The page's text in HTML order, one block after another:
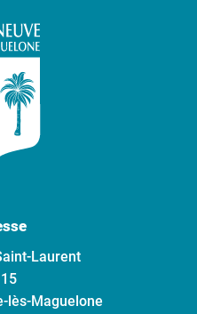
Laurent
lès-Maguelone